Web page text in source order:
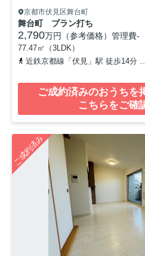
京都市伏見区舞台町
舞台町 プラン打ち
2,790万円（参考価格） 管理費-
77.47㎡（3LDK）
近鉄京都線「伏見」駅 徒歩14分
ご成約済みのおうちを
こちらをご確
ご成約済み